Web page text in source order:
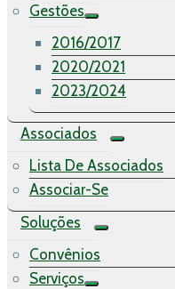
Gestões
2016/2017
2020/2021
2023/2024
Associados
Lista De Associados
Associar-Se
Soluções
Convênios
Serviços